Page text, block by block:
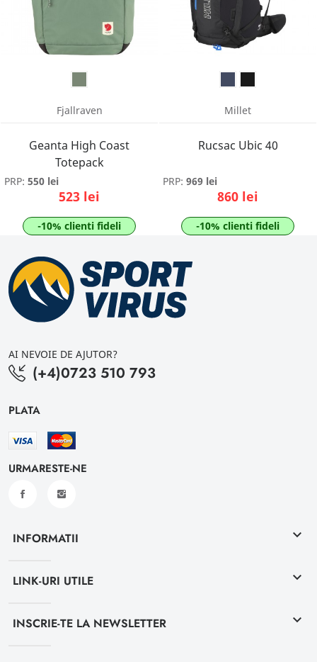
Fjallraven
Geanta High Coast
Totepack
PRP: 550 lei
523 lei
-10% clienti fideli
Millet
Rucsac Ubic 40
PRP: 969 lei
860 lei
-10% clienti fideli
AI NEVOIE DE AJUTOR?
(+4)0723 510 793
PLATA
URMARESTE-NE
INFORMATII keyboard_arrow_down
LINK-URI UTILE keyboard_arrow_down
INSCRIE-TE LA NEWSLETTER keyboard_arrow_down